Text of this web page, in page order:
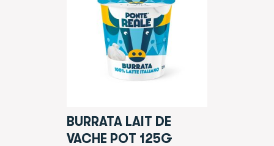
BURRATA LAIT DE
VACHE POT 125G